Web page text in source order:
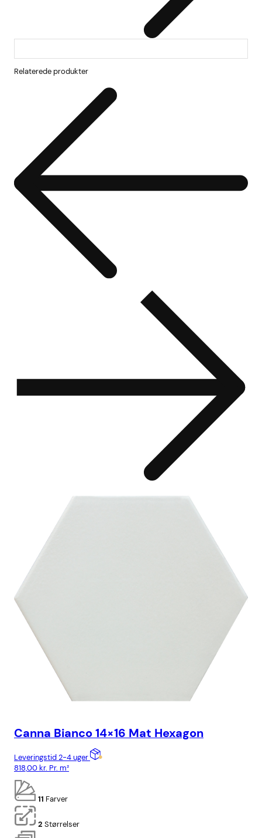
Relaterede produkter
Canna Bianco 14×16 Mat Hexagon
Leveringstid 2-4 uger
818,00kr. Pr. m²
11 Farver
2 Størrelser